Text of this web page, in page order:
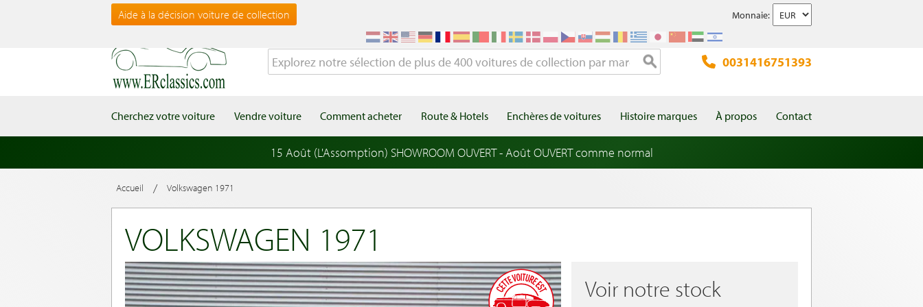
Aide à la décision voiture de collection Monnaie:
0031416751393
Cherchez votre voiture Vendre voiture Comment acheter Route & Hotels Enchères de voitures Histoire marques À propos Contact
15 Août (L'Assomption) SHOWROOM OUVERT - Août OUVERT comme normal
Accueil / Volkswagen 1971
VOLKSWAGEN 1971
Voir notre stock